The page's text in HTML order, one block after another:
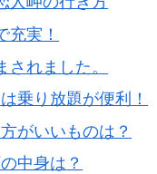
実！
れました。
乗り放題が便利！
がいいものは？
中身は？